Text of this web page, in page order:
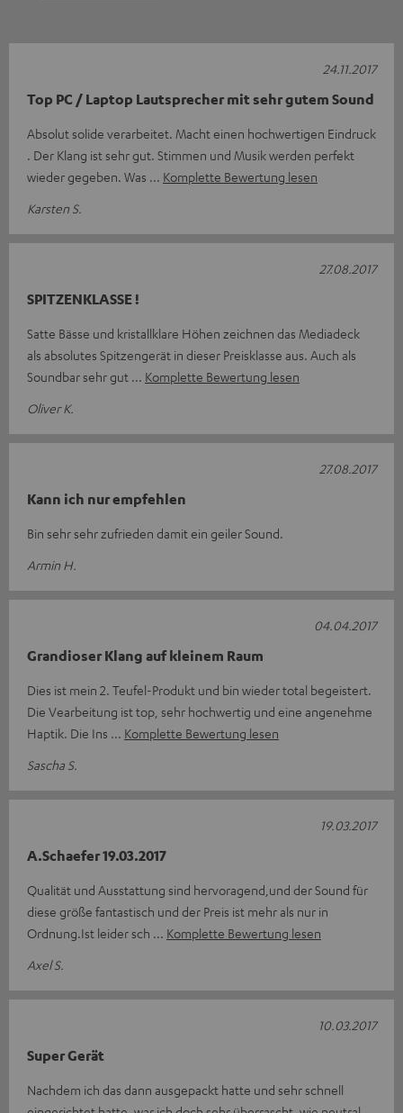
Top PC / Laptop Lautsprecher mit sehr gutem Sound
Absolut solide verarbeitet. Macht einen hochwertigen Eindruck
. Der Klang ist sehr gut. Stimmen und Musik werden perfekt
wieder gegeben. Was
Komplette Bewertung lesen
Karsten S.
24.11.2017
SPITZENKLASSE !
Satte Bässe und kristallklare Höhen zeichnen das Mediadeck
als absolutes Spitzengerät in dieser Preisklasse aus. Auch als
Soundbar sehr gut
Komplette Bewertung lesen
Oliver K.
27.08.2017
Kann ich nur empfehlen
Bin sehr sehr zufrieden damit ein geiler Sound.
Armin H.
27.08.2017
Grandioser Klang auf kleinem Raum
Dies ist mein 2. Teufel-Produkt und bin wieder total begeistert.
Die Vearbeitung ist top, sehr hochwertig und eine angenehme
Haptik. Die Ins
Komplette Bewertung lesen
Sascha S.
04.04.2017
A.Schaefer 19.03.2017
Qualität und Ausstattung sind hervoragend,und der Sound für
diese größe fantastisch und der Preis ist mehr als nur in
Ordnung.Ist leider sch
Komplette Bewertung lesen
Axel S.
19.03.2017
Super Gerät
Nachdem ich das dann ausgepackt hatte und sehr schnell
10.03.2017